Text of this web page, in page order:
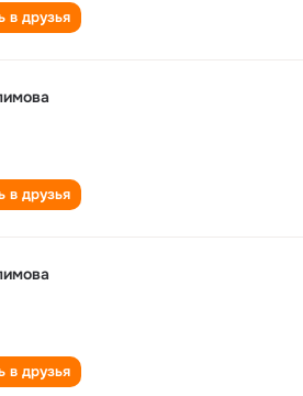
в друзья
в друзья
в друзья